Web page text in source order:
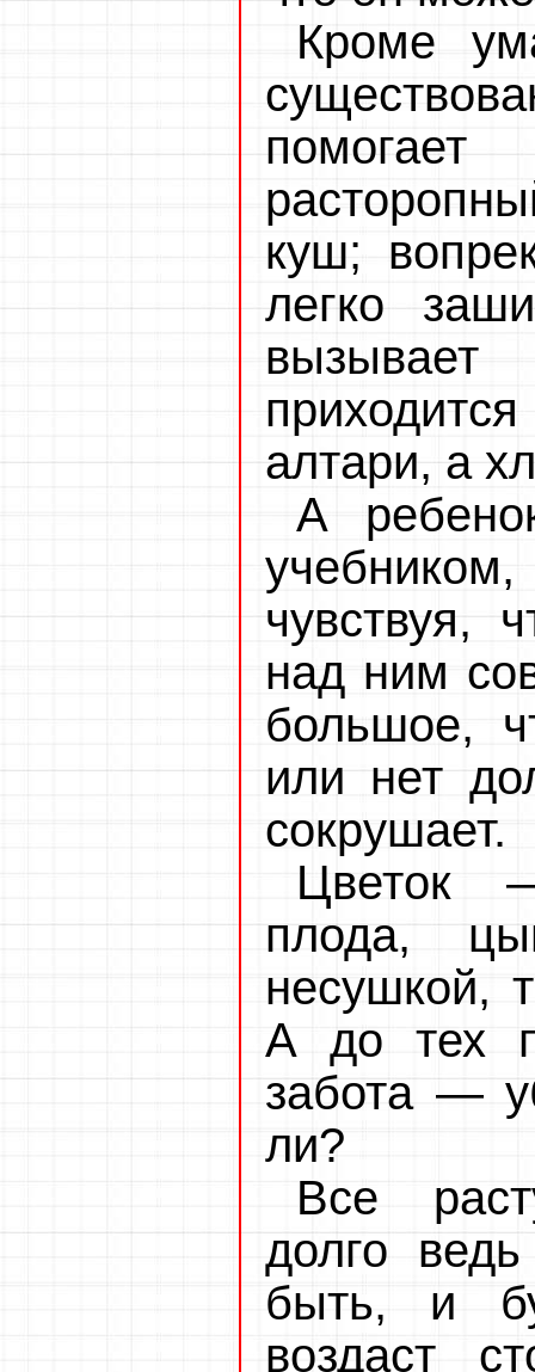
Кроме
куш;
легко
алтари, а
А
чувствуя,
над ним
большое,
или нет
сокрушает.
Цветок
плода,
несушкой,
А до тех
забота —
ли?
Все
долго
быть, и
воздаст